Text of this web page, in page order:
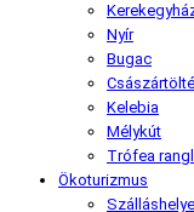
Nyír
Bugac
Kelebia
Mélykút
Trófea
Ökoturizmus